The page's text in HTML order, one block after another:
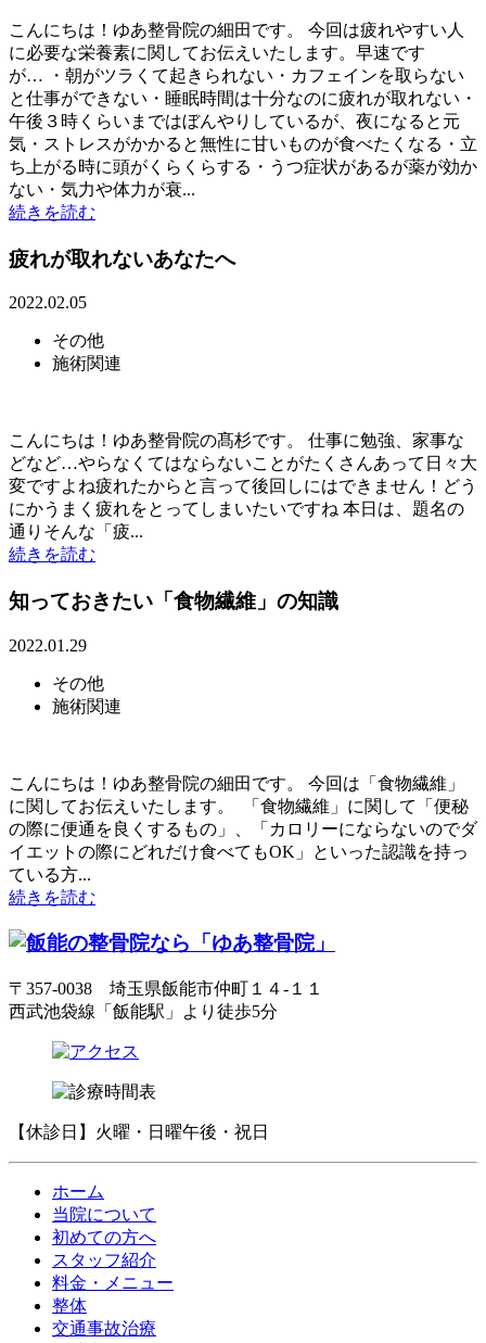
こんにちは！ゆあ整骨院の細田です。 今回は疲れやすい人
に必要な栄養素に関してお伝えいたします。早速です
が… ・朝がツラくて起きられない・カフェインを取らない
と仕事ができない・睡眠時間は十分なのに疲れが取れない・
午後３時くらいまではぼんやりしているが、夜になると元
気・ストレスがかかると無性に甘いものが食べたくなる・立
ち上がる時に頭がくらくらする・うつ症状があるが薬が効か
ない・気力や体力が衰...
続きを読む
疲れが取れないあなたへ
2022.02.05
その他
施術関連
こんにちは！ゆあ整骨院の髙杉です。 仕事に勉強、家事な
どなど…やらなくてはならないことがたくさんあって日々大
変ですよね疲れたからと言って後回しにはできません！どう
にかうまく疲れをとってしまいたいですね 本日は、題名の
通りそんな「疲...
続きを読む
知っておきたい「食物繊維」の知識
2022.01.29
その他
施術関連
こんにちは！ゆあ整骨院の細田です。 今回は「食物繊維」
に関してお伝えいたします。 「食物繊維」に関して「便秘
の際に便通を良くするもの」、「カロリーにならないのでダ
イエットの際にどれだけ食べてもOK」といった認識を持っ
ている方...
続きを読む
〒357-0038 埼玉県飯能市仲町１４-１１
西武池袋線「飯能駅」より徒歩5分
【休診日】火曜・日曜午後・祝日
ホーム
当院について
初めての方へ
スタッフ紹介
料金・メニュー
整体
交通事故治療